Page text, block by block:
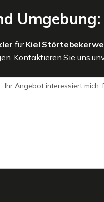
Umgebung:
für Kiel
Kontaktieren Sie uns